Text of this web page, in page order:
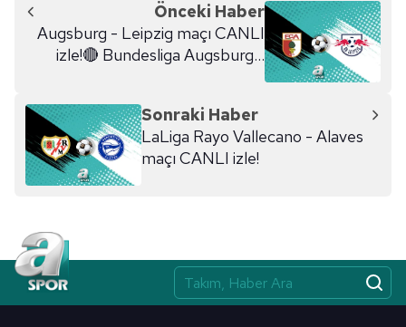
Önceki Haber
Augsburg - Leipzig maçı CANLI
izle!🔴 Bundesliga Augsburg -
Sonraki Haber
LaLiga Rayo Vallecano - Alaves
maçı CANLI izle!